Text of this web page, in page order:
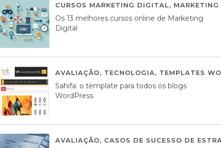
CURSOS MARKETING DIGITAL,
Os 13 melhores cursos online de Marketing
Digital
AVALIAÇÃO, TECNOLOGIA, TEMPLATES
Sahifa: o template para todos os blogs
WordPress
AVALIAÇÃO, CASOS DE SUCESSO DE